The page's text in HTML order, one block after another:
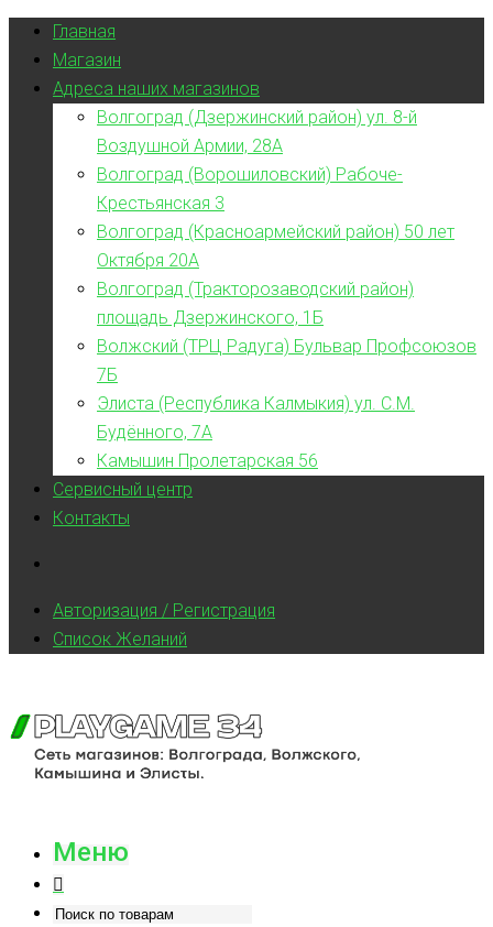
Главная
Магазин
Адреса наших магазинов
Волгоград (Дзержинский район) ул. 8-й
Воздушной Армии, 28А
Волгоград (Ворошиловский) Рабоче-
Крестьянская 3
Волгоград (Красноармейский район) 50 лет
Октября 20А
Волгоград (Тракторозаводский район)
площадь Дзержинского, 1Б
Волжский (ТРЦ Радуга) Бульвар Профсоюзов
7Б
Элиста (Республика Калмыкия) ул. С.М.
Будённого, 7А
Камышин Пролетарская 56
Сервисный центр
Контакты
Авторизация / Регистрация
Список Желаний
Меню